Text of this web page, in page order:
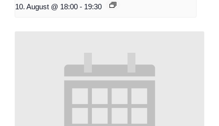
10. August @ 18:00 - 19:30